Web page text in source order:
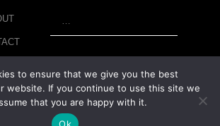
to ensure that we give you the best
website. If you continue to use this site we
that you are happy with it.
Ok